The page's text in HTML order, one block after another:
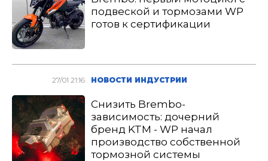
подвеской и тормозами WP
готов к сертификации
27/01 21:16 НОВОСТИ ИНДУСТРИИ
Снизить Brembo-
зависимость: дочерний
бренд KTM - WP начал
производство собственной
тормозной системы